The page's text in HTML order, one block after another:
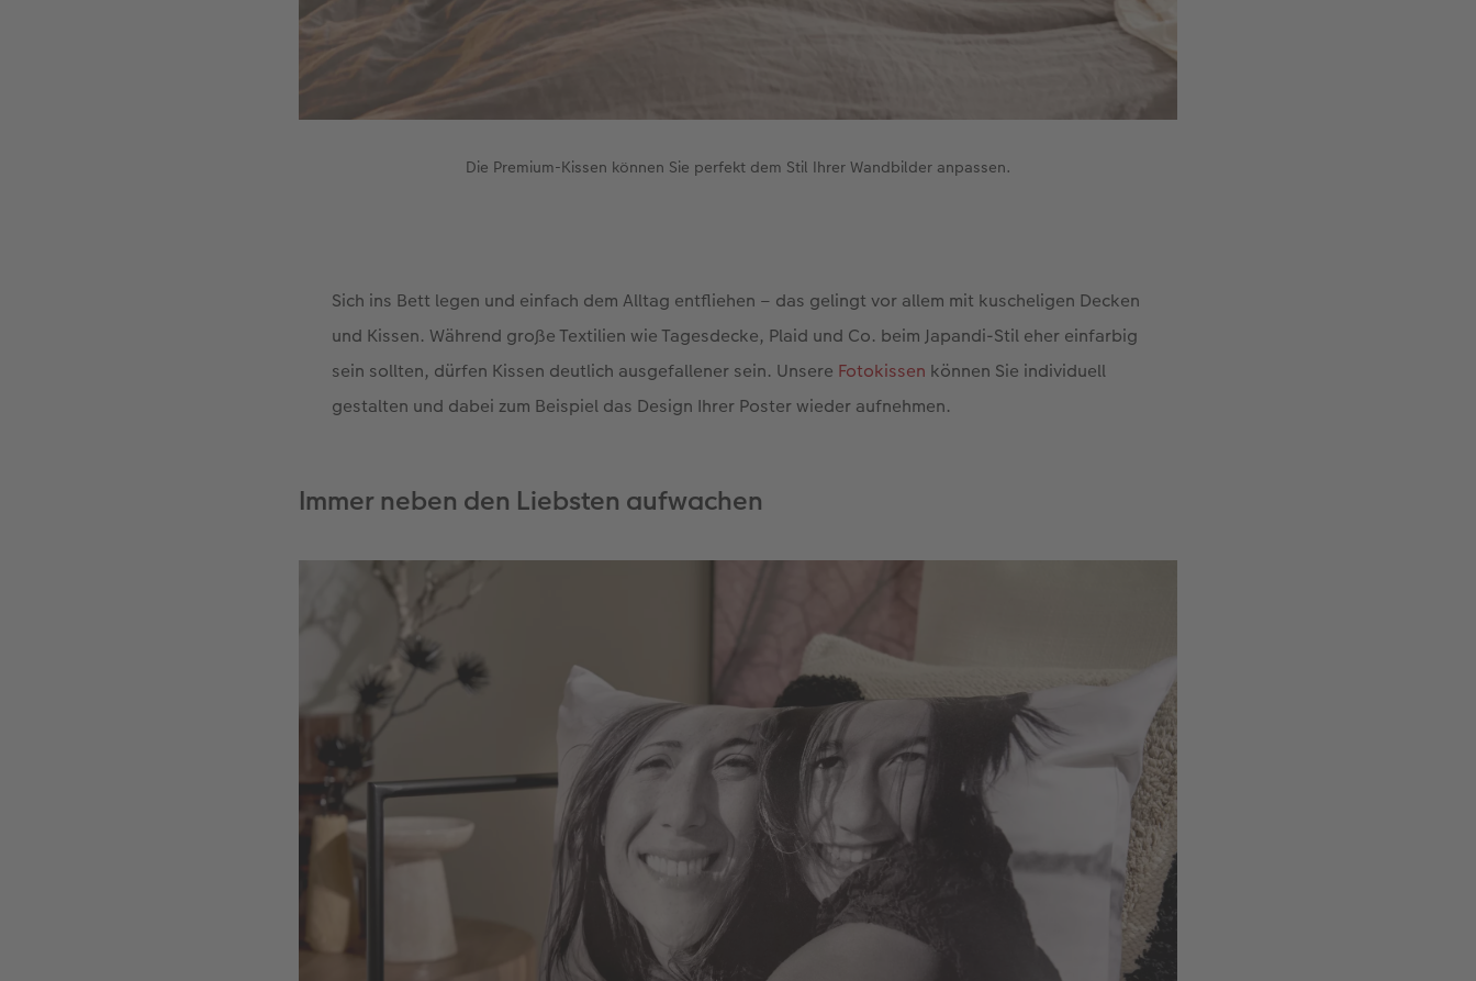
Die Premium-Kissen können Sie perfekt dem Stil Ihrer Wandbilder anpassen.
Sich ins Bett legen und einfach dem Alltag entfliehen – das gelingt vor allem mit kuscheligen Decken
und Kissen. Während große Textilien wie Tagesdecke, Plaid und Co. beim Japandi-Stil eher einfarbig
sein sollten, dürfen Kissen deutlich ausgefallener sein. Unsere Fotokissen können Sie individuell
gestalten und dabei zum Beispiel das Design Ihrer Poster wieder aufnehmen.
Immer neben den Liebsten aufwachen